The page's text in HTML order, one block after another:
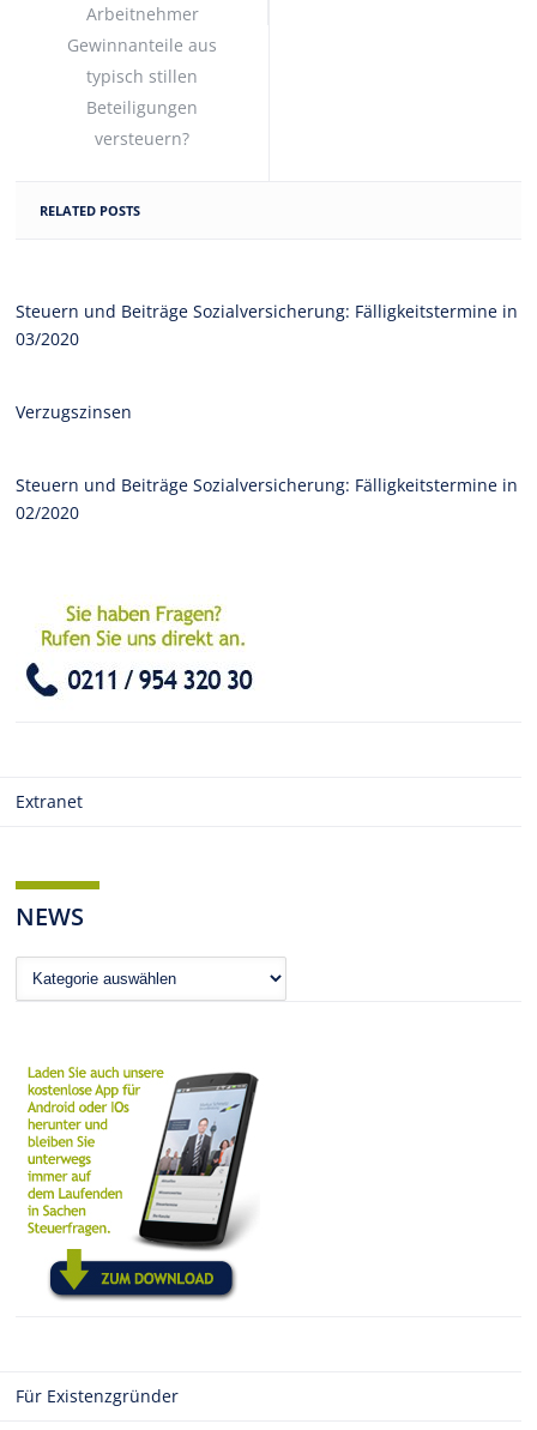
Arbeitnehmer
Gewinnanteile aus
typisch stillen
Beteiligungen
versteuern?
RELATED POSTS
Steuern und Beiträge Sozialversicherung: Fälligkeitstermine in
03/2020
Verzugszinsen
Steuern und Beiträge Sozialversicherung: Fälligkeitstermine in
02/2020
Extranet
NEWS
News
Für Existenzgründer